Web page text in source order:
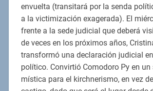
envuelta (transitará por la senda
a la victimización exagerada). El
frente a la sede judicial que deberá
de veces en los próximos años,
transformó una declaración judicial
político. Convirtió Comodoro Py en un
mística para el kirchnerismo, en vez